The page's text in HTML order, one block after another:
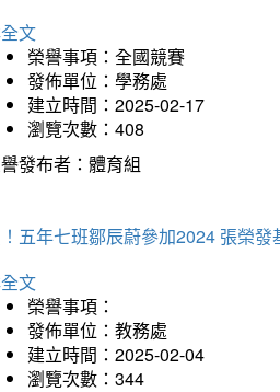
文
榮譽事項：全國競賽
發佈單位：學務處
建立時間：2025-02-17
瀏覽次數：408
發布者：體育組
五年七班鄒辰蔚參加2024 張榮
文
榮譽事項：
發佈單位：教務處
建立時間：2025-02-04
瀏覽次數：344